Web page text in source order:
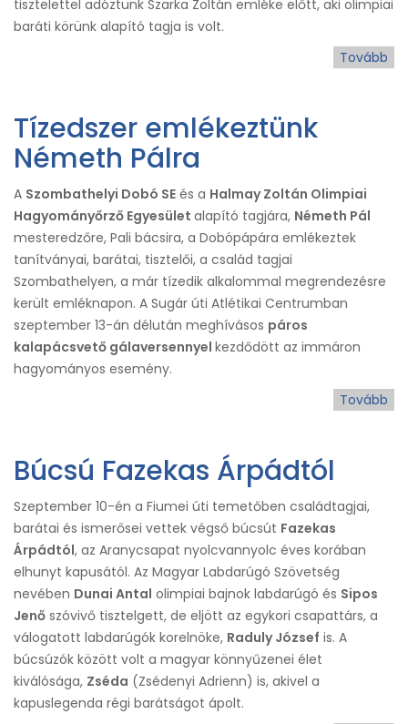
tisztelettel adóztunk Szarka Zoltán emléke előtt, aki olimpiai
baráti körünk alapító tagja is volt.
Tovább
Tízedszer emlékeztünk
Németh Pálra
A Szombathelyi Dobó SE és a Halmay Zoltán Olimpiai
Hagyományőrző Egyesület alapító tagjára, Németh Pál
mesteredzőre, Pali bácsira, a Dobópápára emlékeztek
tanítványai, barátai, tisztelői, a család tagjai
Szombathelyen, a már tízedik alkalommal megrendezésre
került emléknapon. A Sugár úti Atlétikai Centrumban
szeptember 13-án délután meghívásos páros
kalapácsvető gálaversennyel kezdődött az immáron
hagyományos esemény.
Tovább
Búcsú Fazekas Árpádtól
Szeptember 10-én a Fiumei úti temetőben családtagjai,
barátai és ismerősei vettek végső búcsút Fazekas
Árpádtól, az Aranycsapat nyolcvannyolc éves korában
elhunyt kapusától. Az Magyar Labdarúgó Szövetség
nevében Dunai Antal olimpiai bajnok labdarúgó és Sipos
Jenő szóvivő tisztelgett, de eljött az egykori csapattárs, a
válogatott labdarúgók korelnöke, Raduly József is. A
búcsúzók között volt a magyar könnyűzenei élet
kiválósága, Zséda (Zsédenyi Adrienn) is, akivel a
kapuslegenda régi barátságot ápolt.